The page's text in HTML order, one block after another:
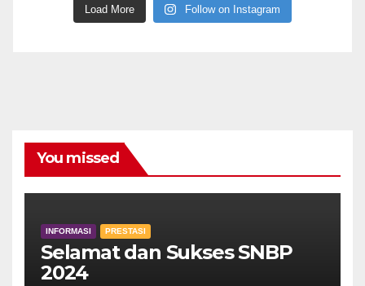
Load More Follow on Instagram
You missed
INFORMASI PRESTASI
Selamat dan Sukses SNBP
2024